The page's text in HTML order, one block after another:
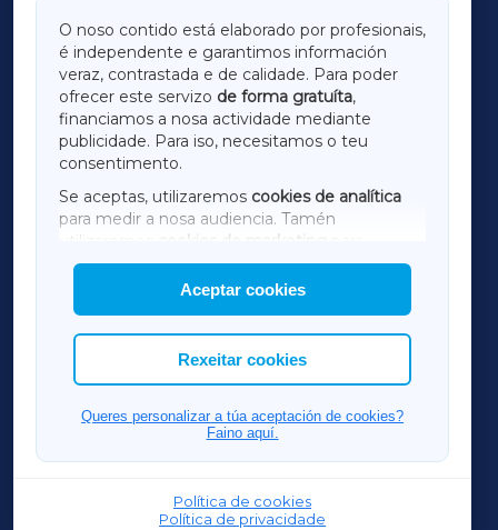
O noso contido está elaborado por profesionais,
é independente e garantimos información
veraz, contrastada e de calidade. Para poder
ofrecer este servizo de forma gratuíta,
financiamos a nosa actividade mediante
publicidade. Para iso, necesitamos o teu
consentimento.
Se aceptas, utilizaremos cookies de analítica
para medir a nosa audiencia. Tamén
utilizaremos
cookies de marketing
mostrar publicidade de terceiros.
Así mesmo, podes personalizar a elección das
cookies que desexas permitir.
Aceptar cookies
Rexeitar cookies
Queres personalizar a túa aceptación de cookies?
Faino aquí.
Política de cookies
Política de privacidade
LUGOXA
TERRACHAXA
AMARIÑAXA
RIBEIRASACRAXA
ACORUÑAXA
FERROLXA
OURENSEXA